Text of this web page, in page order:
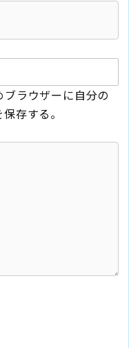
ラウザーに自分の
存する。